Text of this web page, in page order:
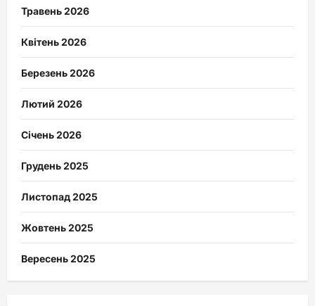
Травень 2026
Квітень 2026
Березень 2026
Лютий 2026
Січень 2026
Грудень 2025
Листопад 2025
Жовтень 2025
Вересень 2025